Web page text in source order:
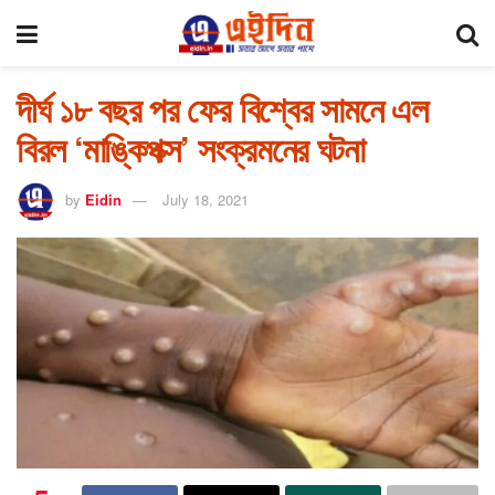
দীর্ঘ ১৮ বছর পর ফের বিশ্বের সামনে এল
বিরল ‘মাঙ্কিপক্স’ সংক্রমনের ঘটনা
by Eidin July 18, 2021